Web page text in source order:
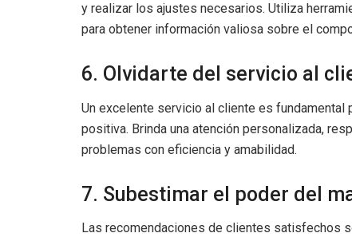
y realizar los ajustes necesarios. Utiliza
para obtener información valiosa sobre el
6. Olvidarte del servicio al
Un excelente servicio al cliente es
positiva. Brinda una atención personalizada,
problemas con eficiencia y amabilidad.
7. Subestimar el poder del
Las recomendaciones de clientes satisfechos